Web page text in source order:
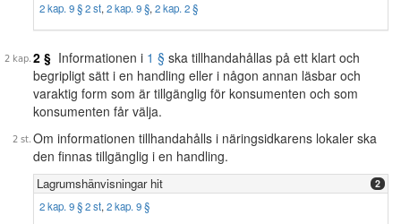
2 kap. 9 § 2 st, 2 kap. 9 §, 2 kap. 2 §
2 § Informationen i 1 § ska tillhandahållas på ett klart och
begripligt sätt i en handling eller i någon annan läsbar och
varaktig form som är tillgänglig för konsumenten och som
konsumenten får välja.
Om informationen tillhandahålls i näringsidkarens lokaler ska
den finnas tillgänglig i en handling.
Lagrumshänvisningar hit 2
2 kap. 9 § 2 st, 2 kap. 9 §